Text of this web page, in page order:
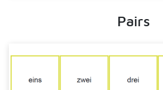
Pairs